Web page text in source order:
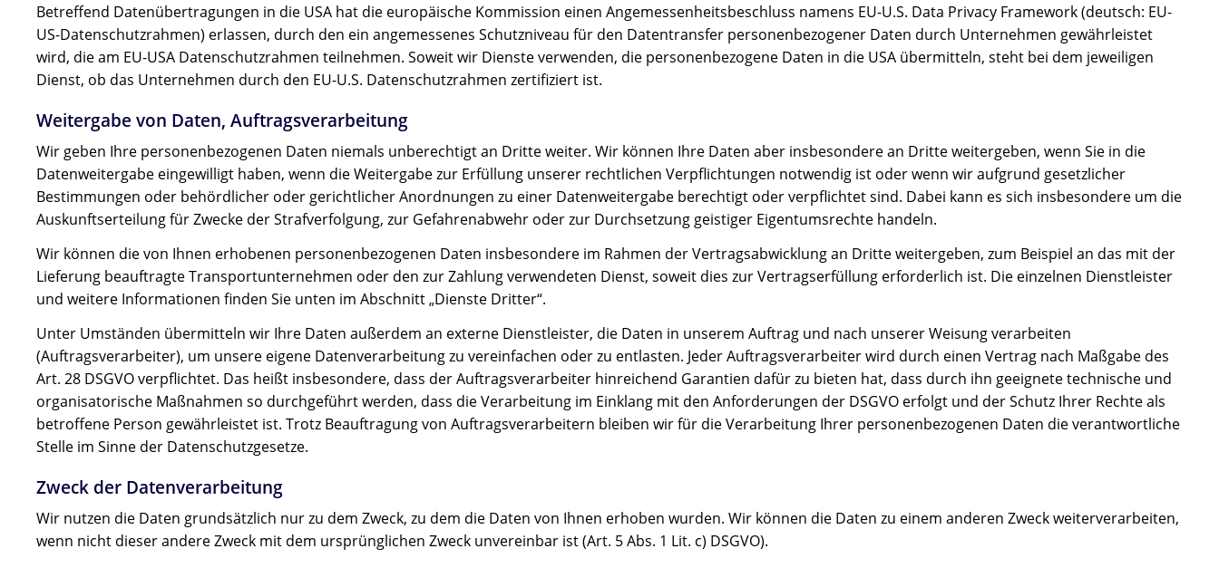
Betreffend Datenübertragungen in die USA hat die europäische Kommission einen Angemessenheitsbeschluss namens EU-U.S. Data Privacy Framework (deutsch: EU-
US-Datenschutzrahmen) erlassen, durch den ein angemessenes Schutzniveau für den Datentransfer personenbezogener Daten durch Unternehmen gewährleistet
wird, die am EU-USA Datenschutzrahmen teilnehmen. Soweit wir Dienste verwenden, die personenbezogene Daten in die USA übermitteln, steht bei dem jeweiligen
Dienst, ob das Unternehmen durch den EU-U.S. Datenschutzrahmen zertifiziert ist.
Weitergabe von Daten, Auftragsverarbeitung
Wir geben Ihre personenbezogenen Daten niemals unberechtigt an Dritte weiter. Wir können Ihre Daten aber insbesondere an Dritte weitergeben, wenn Sie in die
Datenweitergabe eingewilligt haben, wenn die Weitergabe zur Erfüllung unserer rechtlichen Verpflichtungen notwendig ist oder wenn wir aufgrund gesetzlicher
Bestimmungen oder behördlicher oder gerichtlicher Anordnungen zu einer Datenweitergabe berechtigt oder verpflichtet sind. Dabei kann es sich insbesondere um die
Auskunftserteilung für Zwecke der Strafverfolgung, zur Gefahrenabwehr oder zur Durchsetzung geistiger Eigentumsrechte handeln.
Wir können die von Ihnen erhobenen personenbezogenen Daten insbesondere im Rahmen der Vertragsabwicklung an Dritte weitergeben, zum Beispiel an das mit der
Lieferung beauftragte Transportunternehmen oder den zur Zahlung verwendeten Dienst, soweit dies zur Vertragserfüllung erforderlich ist. Die einzelnen Dienstleister
und weitere Informationen finden Sie unten im Abschnitt „Dienste Dritter“.
Unter Umständen übermitteln wir Ihre Daten außerdem an externe Dienstleister, die Daten in unserem Auftrag und nach unserer Weisung verarbeiten
(Auftragsverarbeiter), um unsere eigene Datenverarbeitung zu vereinfachen oder zu entlasten. Jeder Auftragsverarbeiter wird durch einen Vertrag nach Maßgabe des
Art. 28 DSGVO verpflichtet. Das heißt insbesondere, dass der Auftragsverarbeiter hinreichend Garantien dafür zu bieten hat, dass durch ihn geeignete technische und
organisatorische Maßnahmen so durchgeführt werden, dass die Verarbeitung im Einklang mit den Anforderungen der DSGVO erfolgt und der Schutz Ihrer Rechte als
betroffene Person gewährleistet ist. Trotz Beauftragung von Auftragsverarbeitern bleiben wir für die Verarbeitung Ihrer personenbezogenen Daten die verantwortliche
Stelle im Sinne der Datenschutzgesetze.
Zweck der Datenverarbeitung
Wir nutzen die Daten grundsätzlich nur zu dem Zweck, zu dem die Daten von Ihnen erhoben wurden. Wir können die Daten zu einem anderen Zweck weiterverarbeiten,
wenn nicht dieser andere Zweck mit dem ursprünglichen Zweck unvereinbar ist (Art. 5 Abs. 1 Lit. c) DSGVO).